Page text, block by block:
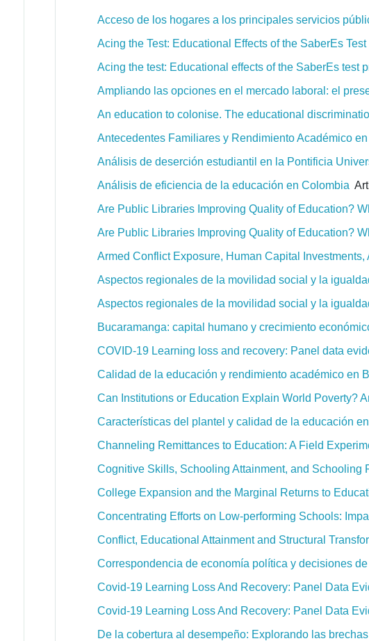
Acceso de los hogares a los principales servicios
Acing the Test: Educational Effects of the SaberEs
Acing the test: Educational effects of the SaberEs test
Ampliando las opciones en el mercado laboral: el
An education to colonise. The educational
Antecedentes Familiares y Rendimiento Académico
Análisis de deserción estudiantil en la Pontificia
Análisis de eficiencia de la educación en Colombia
Are Public Libraries Improving Quality of Education?
Are Public Libraries Improving Quality of Education?
Armed Conflict Exposure, Human Capital
Aspectos regionales de la movilidad social y la
Aspectos regionales de la movilidad social y la
Bucaramanga: capital humano y crecimiento
COVID-19 Learning loss and recovery: Panel data
Calidad de la educación y rendimiento académico en
Can Institutions or Education Explain World Poverty?
Características del plantel y calidad de la educación
Channeling Remittances to Education: A Field
Cognitive Skills, Schooling Attainment, and Schooling
College Expansion and the Marginal Returns to
Concentrating Efforts on Low-performing Schools:
Conflict, Educational Attainment and Structural
Correspondencia de economía política y decisiones
Covid-19 Learning Loss And Recovery: Panel Data
Covid-19 Learning Loss And Recovery: Panel Data
De la cobertura al desempeño: Explorando las